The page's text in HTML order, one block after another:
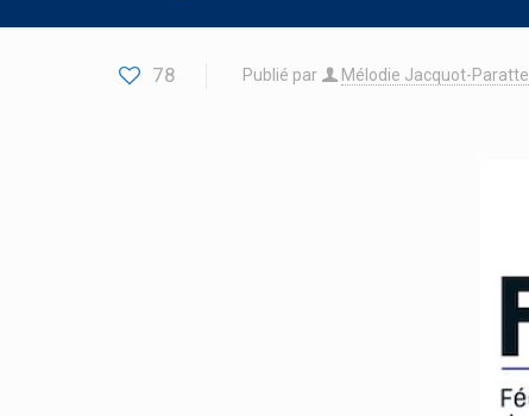
78 Publié par Mélodie Jacquot-Paratte